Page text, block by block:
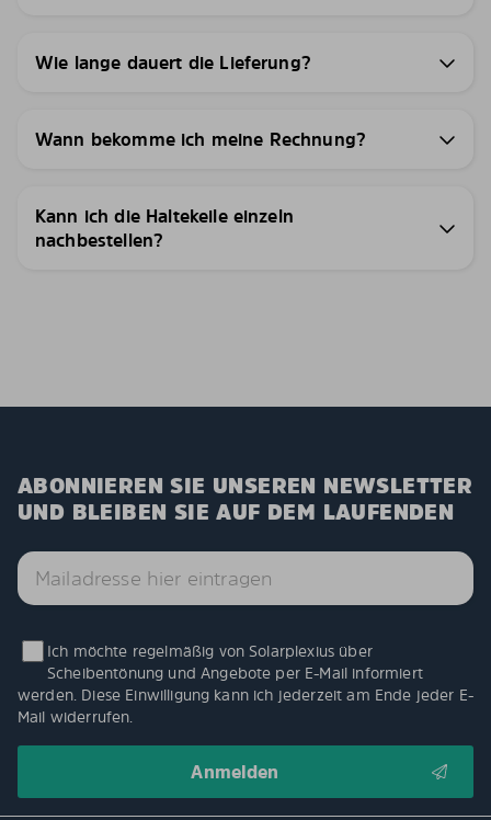
Wie lange dauert die Lieferung?
Wann bekomme ich meine Rechnung?
Kann ich die Haltekeile einzeln
nachbestellen?
ABONNIEREN SIE UNSEREN NEWSLETTER
UND BLEIBEN SIE AUF DEM LAUFENDEN
Ich möchte regelmäßig von Solarplexius über
Scheibentönung und Angebote per E-Mail informiert
werden. Diese Einwilligung kann ich jederzeit am Ende jeder E-
Mail widerrufen.